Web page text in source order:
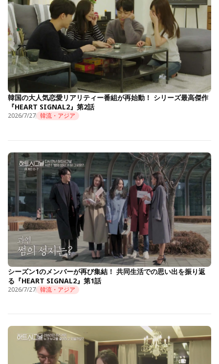
韓国の大人気恋愛リアリティー番組が再始動！ シリーズ最高傑作
『HEART SIGNAL2』第2話
2026/7/27 韓流・アジア
シーズン1のメンバーが再び集結！ 共同生活での思い出を振り返
る『HEART SIGNAL2』第1話
2026/7/27 韓流・アジア